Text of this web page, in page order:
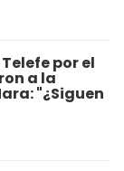
por el
a la
"¿Siguen